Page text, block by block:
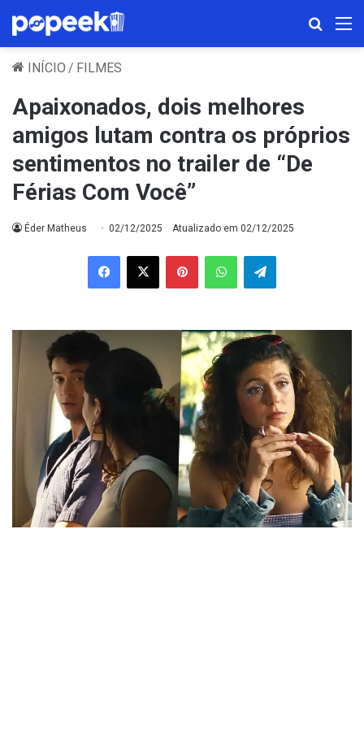
INÍCIO / FILMES
Apaixonados, dois melhores
amigos lutam contra os próprios
sentimentos no trailer de “De
Férias Com Você”
Éder Matheus 02/12/2025 Atualizado em 02/12/2025
Facebook
X PinterestWhatsAppTelegram